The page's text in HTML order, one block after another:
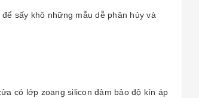
sấy khô những mẫu dễ phân hủy và
có lớp zoang silicon đảm bảo độ kín áp